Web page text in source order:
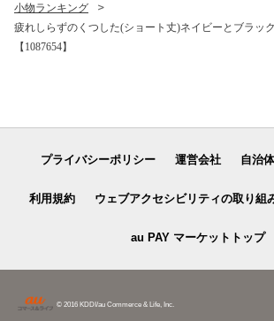
小物ランキング
疲れしらずのくつした(ショート丈)ネイビーとブラッ
【1087654】
プライバシーポリシー 運営会社 自治
利用規約 ウェブアクセシビリティの取り組
au PAY マーケットトップ
© 2016 KDDI/au Commerce & Life, Inc.